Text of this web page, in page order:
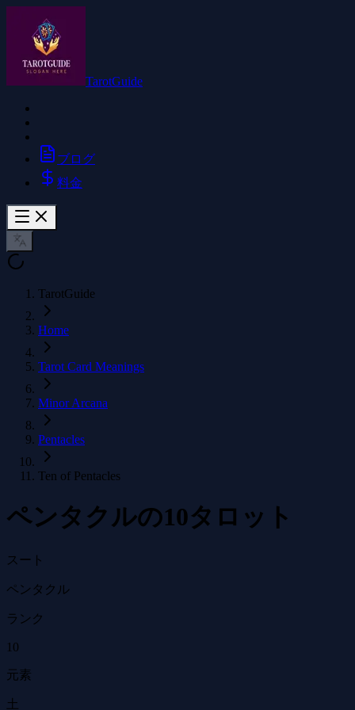
TarotGuide
ブログ
料金
TarotGuide
Home
Tarot Card Meanings
Minor Arcana
Pentacles
Ten of Pentacles
ペンタクルの10タロット
スート
ペンタクル
ランク
10
元素
土